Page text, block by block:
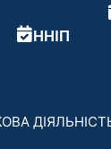
ННІП